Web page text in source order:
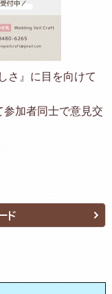
さ』に目を向けて
参加者同士で意見交
ド